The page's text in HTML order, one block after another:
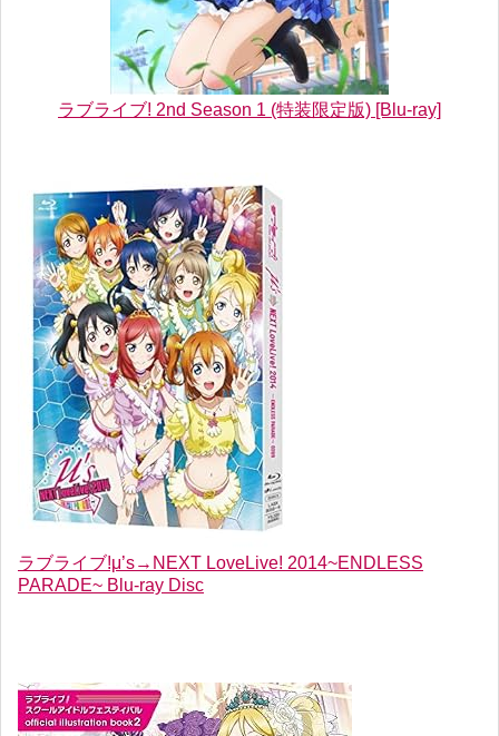
ラブライブ! 2nd Season 1 (特装限定版) [Blu-ray]
ラブライブ!μ’s→NEXT LoveLive! 2014~ENDLESS
PARADE~ Blu-ray Disc